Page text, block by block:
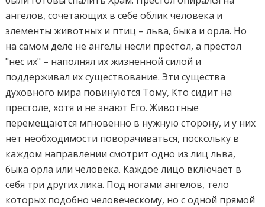
ангелов, сочетающих в себе облик человека и
элементы животных и птиц – льва, быка и орла. Но
на самом деле не ангелы несли престол, а престол
"нес их" – наполнял их жизненной силой и
поддерживал их существование. Эти существа
духовного мира повинуются Тому, Кто сидит на
престоле, хотя и не знают Его. Животные
перемещаются мгновенно в нужную сторону, и у них
нет необходимости поворачиваться, поскольку в
каждом направлении смотрит одно из лиц льва,
быка орла или человека. Каждое лицо включает в
себя три других лика. Под ногами ангелов, тело
которых подобно человеческому, но с одной прямой